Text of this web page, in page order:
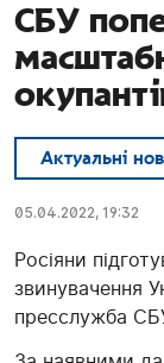
СБУ
Актуальні
05.04.2022, 19:32
Росіяни
звинувачення
пресслужба